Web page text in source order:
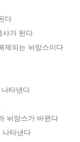
다
사가 된다
제되는 뉘앙스이다
타낸다
뉘앙스가 바뀐다
나타낸다